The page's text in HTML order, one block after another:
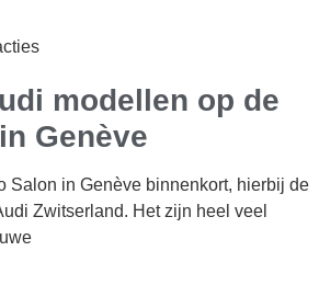
modellen op de
Genève
Salon in Genève binnenkort, hierbij de
Zwitserland. Het zijn heel veel